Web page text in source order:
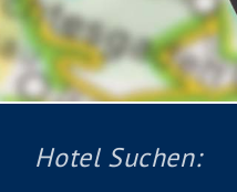
Hotel Suchen: